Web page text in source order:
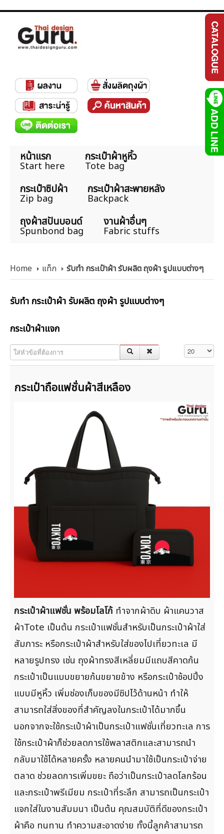
หน้าแรก
Start here
กระเป๋าผ้าหูหิ้ว
Tote bag
กระเป๋าซิปผ้า
Zip bag
กระเป๋าผ้าสะพายหลัง
Backpack
ถุงผ้าสปันบอนด์
Spunbond bag
งานผ้าอื่นๆ
Fabric stuffs
Home แท็ก รับทำ กระเป๋าผ้า รับผลิต ถุงผ้า รูปแบบต่างๆ
รับทำ กระเป๋าผ้า รับผลิต ถุงผ้า รูปแบบต่างๆ
กระเป๋าผ้าแจก
ใส่หัวข้อที่ต้องการ แสดง #
กระเป๋าถือแฟชั่นผ้าสีเหลือง
กระเป๋าผ้าแฟชั่น พร้อมโลโก้ ทำจากผ้าดิบ ผ้าแคนวาส
ผ้าTote เป็นต้น กระเป๋าแฟชั่นสำหรับเป็นกระเป๋าผ้าใส่
สัมภาระ หรือกระเป๋าผ้าสำหรับใส่ของไปเที่ยวทะเล มี
หลายรูปทรง เช่น ถุงผ้าทรงสีเหลี่ยมมีแถบสีคาดก้น
กระเป๋าเป็นแบบขยายก้นขยายข้าง หรือกระเป๋าช้อปปิ้ง
แบบมีหูหิ้ว เพิ่มช่องเก็บของมีซิปไว้ด้านหน้า ทำให้
สามารถใส่สิ่งของที่สำคัญลงในกระเป๋าได้มากขึ้น
นอกจากจะใช้กระเป๋าผ้าเป็นกระเป๋าแฟชั่นเที่ยวทะเล การ
ใช้กระเป๋าผ้าก็ช่วยลดการใช้พลาสติกและสามารถนำ
กลับมาใช้ได้หลายครั้ง หลายคนนำมาใช้เป็นกระเป๋าจ่าย
ตลาด ช่วยลดการเพิ่มขยะ ถือว่าเป็นกระเป๋าลดโลกร้อน
และกระเป๋าพรีเมียม กระเป๋าที่ระลึก สามารถเป็นกระเป๋า
แจกใส่ในงานสัมมนา เป็นต้น คุณสมบัติที่ดีของกระเป๋า
ผ้าคือ ทนทาน ทำความสะอาดง่าย ทั้งนี้ลูกค้าสามารถ